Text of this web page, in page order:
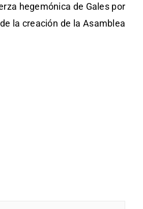
hegemónica de Gales por
la creación de la Asamblea